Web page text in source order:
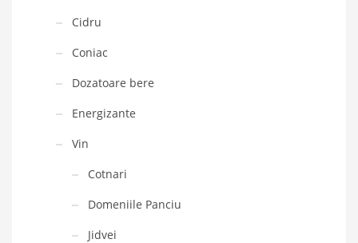
Cidru
Coniac
Dozatoare bere
Energizante
Vin
Cotnari
Domeniile Panciu
Jidvei